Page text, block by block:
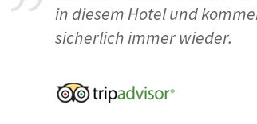
in diesem Hotel und
sicherlich immer wieder.